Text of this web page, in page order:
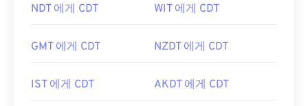
NDT 에게 CDT WIT 에게 CDT
GMT 에게 CDT NZDT 에게 CDT
IST 에게 CDT AKDT 에게 CDT